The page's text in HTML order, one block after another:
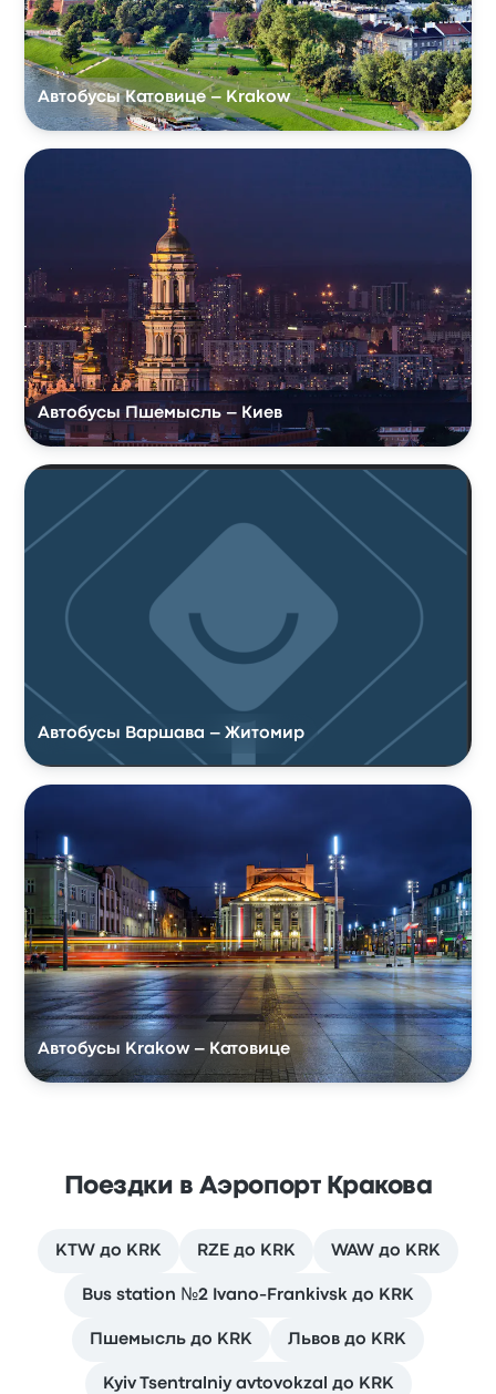
Автобусы Катовице – Krakow
Автобусы Пшемысль – Киев
Автобусы Варшава – Житомир
Автобусы Krakow – Катовице
Поездки в Аэропорт Кракова
KTW до KRK RZE до KRK WAW до KRK
Bus station №2 Ivano-Frankivsk до KRK
Пшемысль до KRK Львов до KRK
Kyiv Tsentralniy avtovokzal до KRK